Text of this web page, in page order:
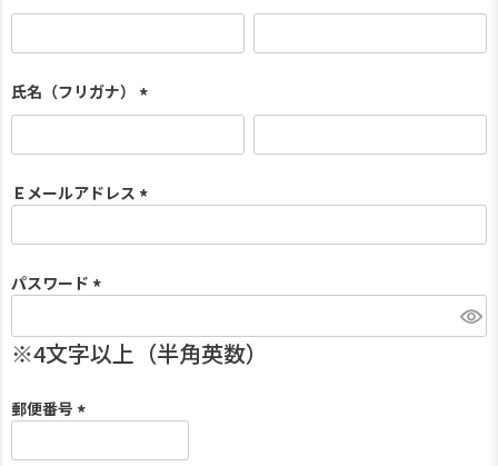
(
氏名（フリガナ）
(
)
Ｅメールアドレス
必
)
パスワード
必
須
郵便番号